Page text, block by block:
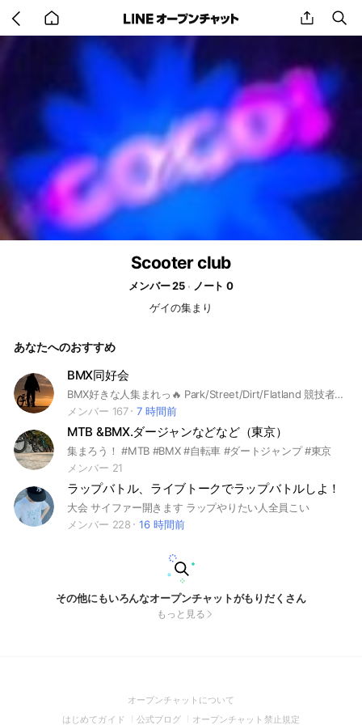
back
to
home
share
Scooter club
メンバー 25
ノート 0
ゲイの集まり
あなたへのおすすめ
BMX同好会
BMX好きな人集まれっ🔥 Park/Street/Dirt/Flatland 競技者や興味がある人集まれ〜 #BMX ※参加された際には大事なノート（利用規約）を必ず読んでください。 宣伝目的・荒らし行為は強制退会処分対象です
メンバー 167
7 時間前
MTB &BMX.ダージャンなどなど（東京）
集まろう！ #MTB #BMX #自転車 #ダートジャンプ #東京
メンバー 21
ラップバトル、ライブトークでラップバトルしよ！
大会 サイファー開きます ラップやりたい人全員こい
メンバー 228
16 時間前
その他にもいろんなオープンチャットがもりだくさん
もっと見る
オープンチャットについて
in
はじめてガイド (Open
公式ブログ (Open
オープンチャット禁止規定(Open